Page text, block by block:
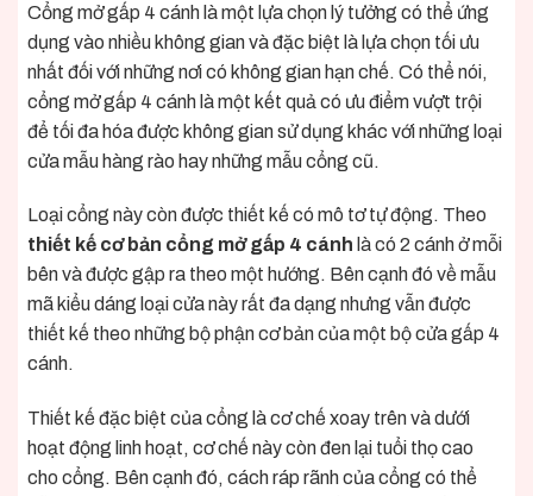
Cổng mở gấp 4 cánh là một lựa chọn lý tưởng có thể ứng
dụng vào nhiều không gian và đặc biệt là lựa chọn tối ưu
nhất đối với những nơi có không gian hạn chế. Có thể nói,
cổng mở gấp 4 cánh là một kết quả có ưu điểm vượt trội
để tối đa hóa được không gian sử dụng khác với những loại
cửa mẫu hàng rào hay những mẫu cổng cũ.
Loại cổng này còn được thiết kế có mô tơ tự động. Theo
thiết kế cơ bản cổng mở gấp 4 cánh là có 2 cánh ở mỗi
bên và được gập ra theo một hướng. Bên cạnh đó về mẫu
mã kiểu dáng loại cửa này rất đa dạng nhưng vẫn được
thiết kế theo những bộ phận cơ bản của một bộ cửa gấp 4
cánh.
Thiết kế đặc biệt của cổng là cơ chế xoay trên và dưới
hoạt động linh hoạt, cơ chế này còn đen lại tuổi thọ cao
cho cổng. Bên cạnh đó, cách ráp rãnh của cổng có thể